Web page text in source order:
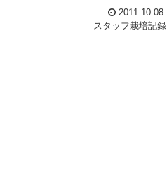
2011.10.08
スタッフ栽培記録